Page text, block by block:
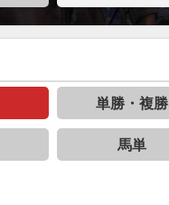
単勝・複勝
馬単